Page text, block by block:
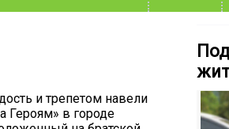
и трепетом навели
Героям» в городе